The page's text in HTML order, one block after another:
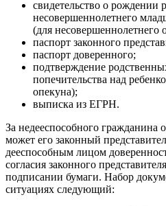
свидетельство о рождении
несовершеннолетнего
(для несовершеннолетнего
паспорт законного
паспорт доверенного;
подтверждение
попечительства над
опекуна);
выписка из ЕГРН.
За недееспособного гражданина
может его законный
дееспособным лицом
согласия законного
подписании бумаги. Набор
ситуациях следующий: